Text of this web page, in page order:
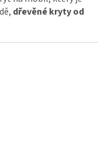
dřevěné kryty od